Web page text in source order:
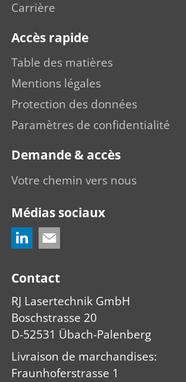
Carrière
Accès rapide
Table des matières
Mentions légales
Protection des données
Paramètres de confidentialité
Demande & accès
Votre chemin vers nous
Médias sociaux
Contact
RJ Lasertechnik GmbH
Boschstrasse 20
D-52531 Übach-Palenberg
Livraison de marchandises:
Fraunhoferstrasse 1